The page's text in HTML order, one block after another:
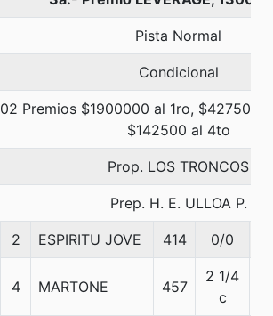
Pista Normal
Condicional
Premios $1900000 al 1ro, $427500
$142500 al 4to
Prop. LOS TRONCOS
Prep. H. E. ULLOA P.
2 ESPIRITU JOVE 414 0/0
4 MARTONE 457
2 1/4
c